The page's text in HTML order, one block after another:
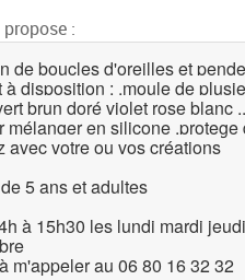
:
de boucles d'oreilles et
à disposition : .moule de
brun doré violet rose
mélanger en silicone
avec votre ou vos créations
5 ans et adultes
à 15h30 les lundi mardi
m'appeler au 06 80 16 32 32